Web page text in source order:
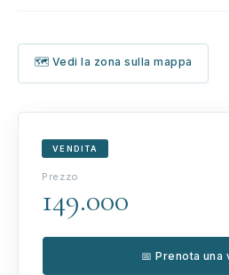
🗺 Vedi la zona sulla mappa
VENDITA
Prezzo
149.000
📅 Prenota una